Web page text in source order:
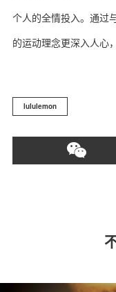
个人的全情投入。通过
的运动理念更深入人心
lululemon